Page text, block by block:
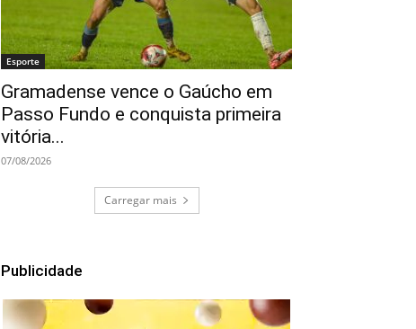
Esporte
Gramadense vence o Gaúcho em
Passo Fundo e conquista primeira
vitória...
07/08/2026
Carregar mais
Publicidade